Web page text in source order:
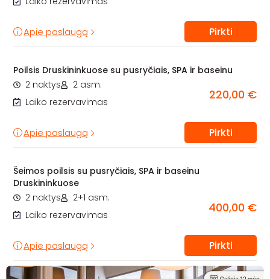
Apie paslaugą Pirkti
Poilsis Druskininkuose su pusryčiais, SPA ir baseinu
2 naktys
2 asm.
Laiko rezervavimas
220,00 €
Apie paslaugą Pirkti
Šeimos poilsis su pusryčiais, SPA ir baseinu
Druskininkuose
2 naktys
2+1 asm.
Laiko rezervavimas
400,00 €
Apie paslaugą Pirkti